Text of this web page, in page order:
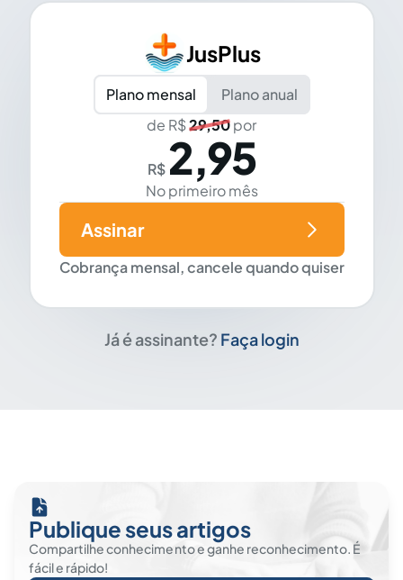
JusPlus
Plano mensal
Plano anual
de R$29,50por
R$ 2,95
No primeiro mês
Cobrança mensal, cancele quando quiser
Assinar
Já é assinante? Faça login
Publique seus artigos
Compartilhe conhecimento e ganhe reconhecimento. É
fácil e rápido!